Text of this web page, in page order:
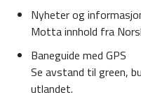
Nyheter og
Motta innhold fra
Baneguide med GPS
Se avstand til green,
utlandet.